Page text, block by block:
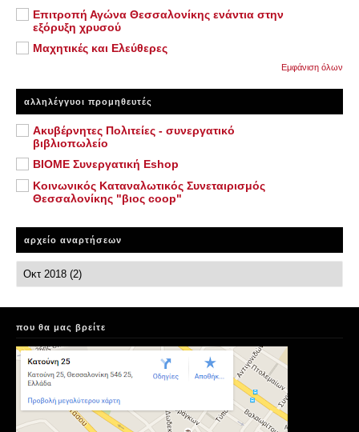
Επιτροπή Αγώνα Θεσσαλονίκης ενάντια στην
εξόρυξη χρυσού
Μαχητικές και Ελεύθερες
Εμφάνιση όλων
αλληλέγγυοι προμηθευτές
Ακυβέρνητες Πολιτείες - συνεργατικό
βιβλιοπωλείο
ΒΙΟΜΕ Συνεργατική Eshop
Κοινωνικός Καταναλωτικός Συνεταιρισμός
Θεσσαλονίκης "βιος coop"
αρχείο αναρτήσεων
που θα μας βρείτε